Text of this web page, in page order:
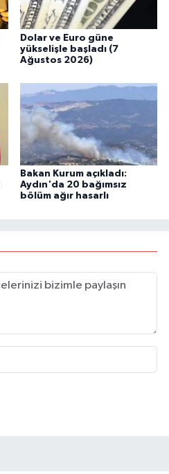
Dolar ve Euro güne
yükselişle başladı (7
Ağustos 2026)
Bakan Kurum açıkladı:
Aydın'da 20 bağımsız
bölüm ağır hasarlı